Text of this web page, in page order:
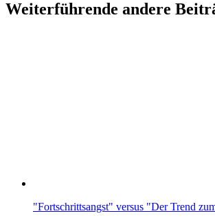
Weiterführende andere
"Fortschrittsangst" versus "Der Trend